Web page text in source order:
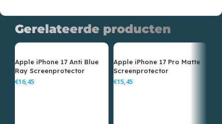
Gerelateerde producten
Apple iPhone 17 Anti Blue
Ray Screenprotector
€
Apple iPhone 17 Pro Matte
Screenprotector
€